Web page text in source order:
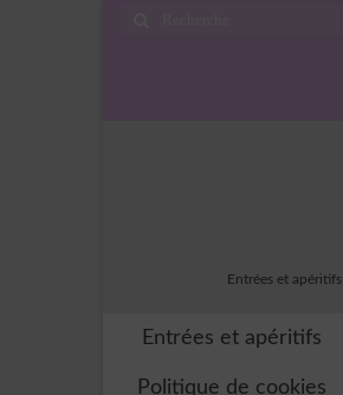
Entrées et apéritifs
Entrées et apéritifs
Politique de cookies